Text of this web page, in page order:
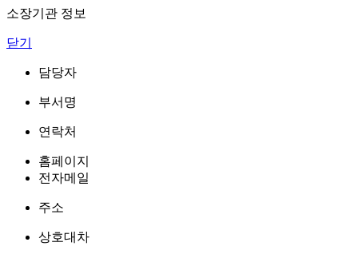
소장기관 정보
닫기
담당자
부서명
연락처
홈페이지
전자메일
주소
상호대차